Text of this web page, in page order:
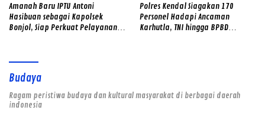
Amanah Baru IPTU Antoni
Hasibuan sebagai Kapolsek
Bonjol, Siap Perkuat Pelayanan
Polres Kendal Siagakan 170
Personel Hadapi Ancaman
Karhutla, TNI hingga BPBD
Budaya
Ragam peristiwa budaya dan kultural masyarakat di berbagai daerah
indonesia